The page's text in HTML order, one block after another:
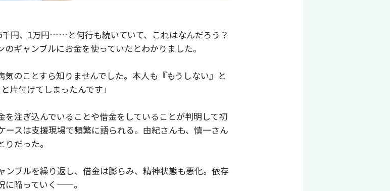
千円、1万円……と何行も続いていて、これはなんだろう？
ギャンブルにお金を使っていたとわかりました。
気のことすら知りませんでした。本人も『もうしない』と
片付けてしまったんです」
を注ぎ込んでいることや借金をしていることが判明して初
スは支援現場で頻繁に語られる。由紀さんも、慎一さん
だった。
ンブルを繰り返し、借金は膨らみ、精神状態も悪化。依存
に陥っていく——。